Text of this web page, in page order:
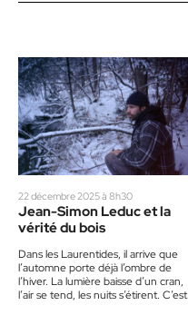
22 décembre 2025 à 8h30
Jean-Simon Leduc et la
vérité du bois
Dans les Laurentides, il arrive que
l’automne porte déjà l’ombre de
l’hiver. La lumière baisse d’un cran,
l’air se tend, les nuits s’étirent. C’est